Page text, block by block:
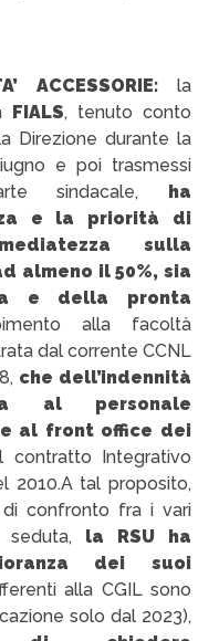
ACCESSORIE: la
FIALS, tenuto conto
Direzione durante la
e poi trasmessi
sindacale, ha
e la priorità di
sulla
almeno il 50%, sia
e della pronta
alla facoltà
dal corrente CCNL
che dell’indennità
al personale
al front office dei
contratto Integrativo
2010.A tal proposito,
confronto fra i vari
seduta, la RSU ha
dei suoi
alla CGIL sono
solo dal 2023),